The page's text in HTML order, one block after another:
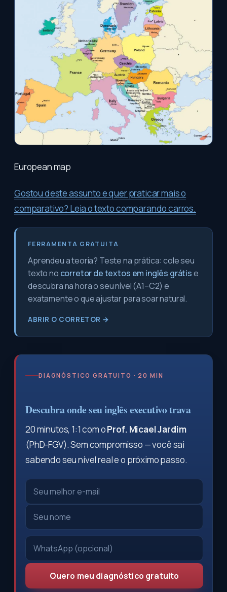
European map
Gostou deste assunto e quer praticar mais o
comparativo? Leia o texto comparando carros.
FERRAMENTA GRATUITA
Aprendeu a teoria? Teste na prática: cole seu
texto no corretor de textos em inglês grátise
descubra na hora o seu nível (A1–C2) e
exatamente o que ajustar para soar natural.
ABRIR O CORRETOR →
DIAGNÓSTICO GRATUITO · 20 MIN
Descubra onde seu inglês executivo trava
20 minutos, 1:1 com oProf. Micael Jardim
(PhD-FGV). Sem compromisso — você sai
sabendo seu nível real e o próximo passo.
Quero meu diagnóstico gratuito